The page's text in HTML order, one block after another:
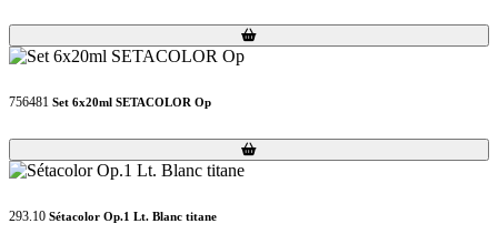
Loading...
Loading...
756481 Set 6x20ml SETACOLOR Op
Loading...
Loading...
293.10 Sétacolor Op.1 Lt. Blanc titane